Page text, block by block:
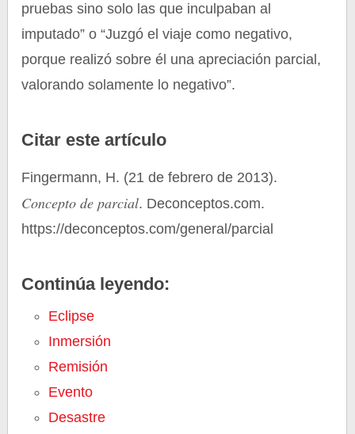
pruebas sino solo las que inculpaban al
imputado” o “Juzgó el viaje como negativo,
porque realizó sobre él una apreciación parcial,
valorando solamente lo negativo”.
Citar este artículo
Fingermann, H. (21 de febrero de 2013).
Concepto de parcial. Deconceptos.com.
https://deconceptos.com/general/parcial
Continúa leyendo:
Eclipse
Inmersión
Remisión
Evento
Desastre